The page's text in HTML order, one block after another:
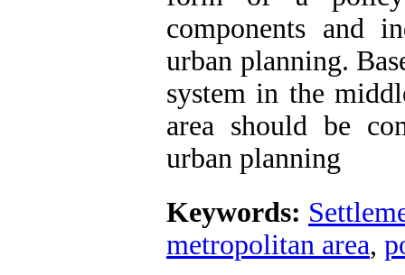
components and
urban planning.
system in the
area should be
urban planning
Keywords:
metropolitan area,